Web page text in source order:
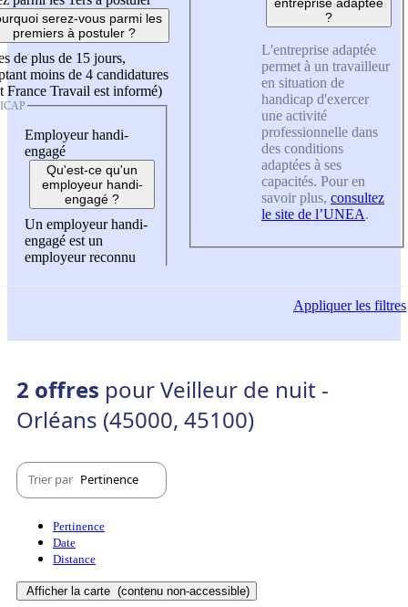
serez-vous parmi les
premiers à postuler ?
de plus de 15 jours,
moins de 4 candidatures
France Travail est informé)
Employeur handi-
engagé
Qu'est-ce qu'un
employeur handi-
engagé ?
Un employeur handi-
engagé est un
employeur reconnu
?
L'entreprise adaptée
permet à un travailleur
en situation de
handicap d'exercer
une activité
professionnelle dans
des conditions
adaptées à ses
capacités. Pour en
savoir plus, consultez
le site de l’UNEA.
Appliquerles filtres
2 offres pour Veilleur de nuit -
Orléans (45000, 45100)
Trier par Pertinence
Pertinence
Date
Distance
Afficher la carte (contenu non-accessible)